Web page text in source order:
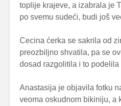
toplije krajeve, a izabrala je
po svemu sudeći, budi još
Cecina ćerka se sakrila od
preozbiljno shvatila, pa se
dosad razgolitila i to
Anastasija je objavila fotku
veoma oskudnom bikiniju, a